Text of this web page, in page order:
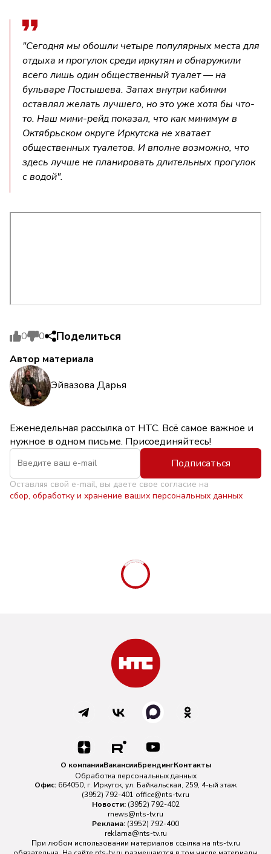
"Сегодня мы обошли четыре популярных места для
отдыха и прогулок среди иркутян и обнаружили
всего лишь один общественный туалет — на
бульваре Постышева. Запах внутри кабинки
оставлял желать лучшего, но это уже хотя бы что-
то. Наш мини-рейд показал, что как минимум в
Октябрьском округе Иркутска не хватает
общественных туалетов. И вполне возможно, что
здесь лучше не планировать длительных прогулок
с водой".
0 0 Поделиться
Автор материала
Эйвазова Дарья
Еженедельная рассылка от НТС. Всё самое важное и
нужное в одном письме. Присоединяйтесь!
Подписаться
Оставляя свой e-mail, вы даете свое согласие на
сбор, обработку и хранение ваших персональных данных
О компанииВакансииБрендингКонтакты
Обработка персональных данных
Офис: 664050, г. Иркутск, ул. Байкальская, 259, 4-ый этаж
(3952) 792-401 office@nts-tv.ru
Новости: (3952) 792-402
rnews@nts-tv.ru
Реклама: (3952) 792-400
reklama@nts-tv.ru
При любом использовании материалов ссылка на nts-tv.ru